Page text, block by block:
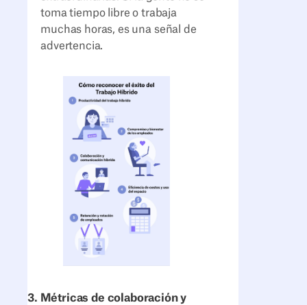
toma tiempo libre o trabaja
muchas horas, es una señal de
advertencia.
3. Métricas de colaboración y